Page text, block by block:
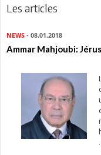
Les articles
NEWS - 08.01.2018
Ammar Mahjoubi: